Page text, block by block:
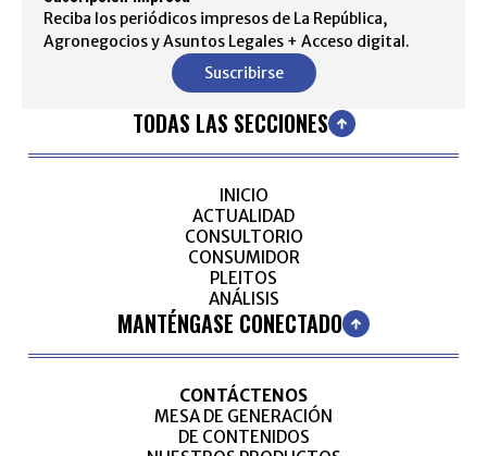
Reciba los periódicos impresos de La República,
Agronegocios y Asuntos Legales + Acceso digital.
Suscribirse
TODAS LAS SECCIONES
INICIO
ACTUALIDAD
CONSULTORIO
CONSUMIDOR
PLEITOS
ANÁLISIS
MANTÉNGASE CONECTADO
CONTÁCTENOS
MESA DE GENERACIÓN
DE CONTENIDOS